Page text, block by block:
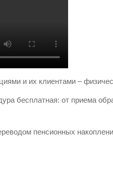
и их клиентами –
бесплатная: от приема
пенсионных